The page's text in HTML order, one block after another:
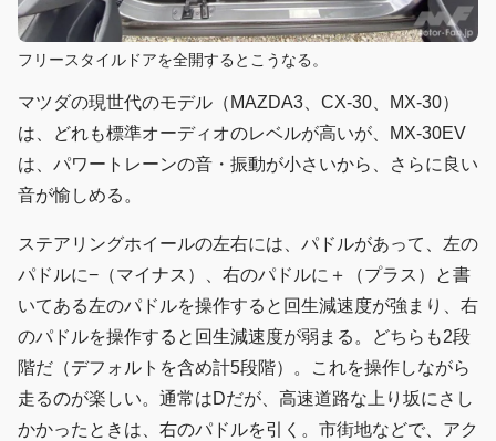
フリースタイルドアを全開するとこうなる。
マツダの現世代のモデル（MAZDA3、CX-30、MX-30）
は、どれも標準オーディオのレベルが高いが、MX-30EV
は、パワートレーンの音・振動が小さいから、さらに良い
音が愉しめる。
ステアリングホイールの左右には、パドルがあって、左の
パドルに−（マイナス）、右のパドルに＋（プラス）と書
いてある左のパドルを操作すると回生減速度が強まり、右
のパドルを操作すると回生減速度が弱まる。どちらも2段
階だ（デフォルトを含め計5段階）。これを操作しながら
走るのが楽しい。通常はDだが、高速道路な上り坂にさし
かかったときは、右のパドルを引く。市街地などで、アク